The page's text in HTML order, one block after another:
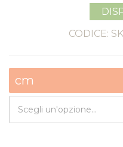
CODICE:
cm